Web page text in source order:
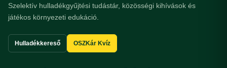
Szelektív hulladékgyűjtési tudástár, közösségi kihívások és
játékos környezeti edukáció.
Hulladékkereső OSZKár Kvíz